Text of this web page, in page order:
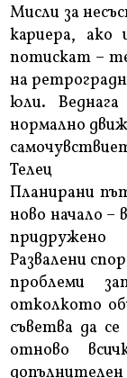
Мисли за
кариера,
потискат –
на
юли.
нормално
Телец
Планирани
ново начало –
Развалени
проблеми
отколкото
съветва да
отново